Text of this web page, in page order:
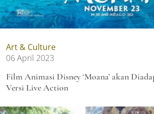
Art & Culture
06 April 2023
Film Animasi Disney ‘Moana’ akan
Versi Live Action